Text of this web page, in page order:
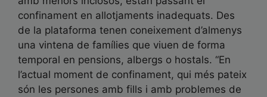
confinament en allotjaments inadequats. Des
de la plataforma tenen coneixement d’almenys
una vintena de famílies que viuen de forma
temporal en pensions, albergs o hostals. “En
l’actual moment de confinament, qui més pateix
són les persones amb fills i amb problemes de